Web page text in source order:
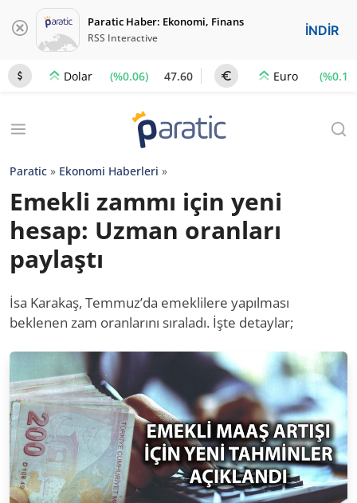
Paratic Haber: Ekonomi, Finans
RSS Interactive İNDİR
Dolar (%0.06) 47.60 Euro (%0.1)
Paratic » Ekonomi Haberleri »
Emekli zammı için yeni
hesap: Uzman oranları
paylaştı
İsa Karakaş, Temmuz’da emeklilere yapılması
beklenen zam oranlarını sıraladı. İşte detaylar;